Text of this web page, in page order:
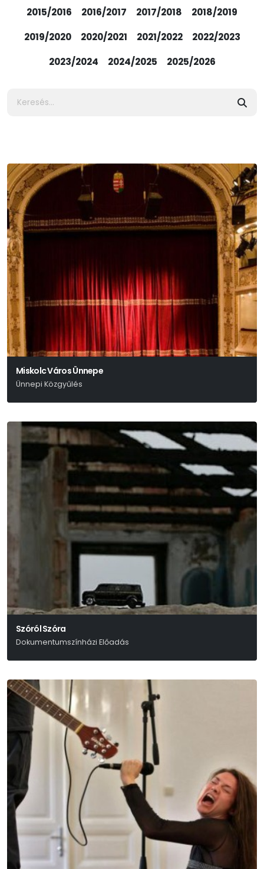
2015/2016
2016/2017 2017/2018
2018/2019
2019/2020
2020/2021 2021/2022
2022/2023
2023/2024
2024/2025 2025/2026
Miskolc Város Ünnepe
Ünnepi Közgyűlés
Szóról Szóra
Dokumentumszínházi Előadás